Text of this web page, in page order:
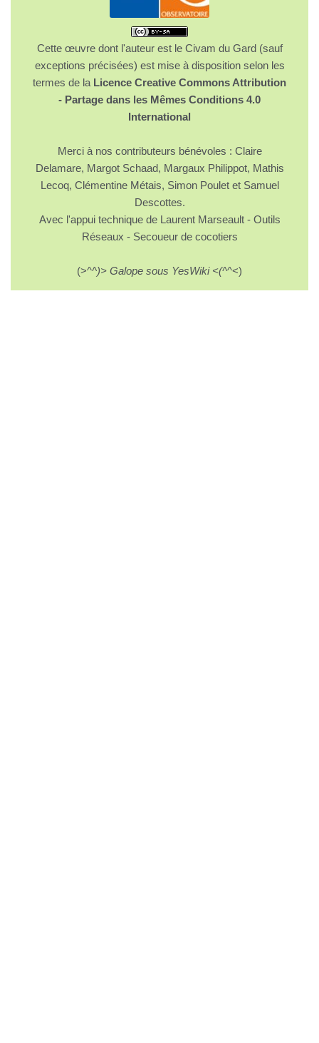
Cette œuvre dont l'auteur est le Civam du Gard (sauf
exceptions précisées) est mise à disposition selon les
termes de la Licence Creative Commons Attribution
- Partage dans les Mêmes Conditions 4.0
International
Merci à nos contributeurs bénévoles : Claire
Delamare, Margot Schaad, Margaux Philippot, Mathis
Lecoq, Clémentine Métais, Simon Poulet et Samuel
Descottes.
Avec l'appui technique de Laurent Marseault - Outils
Réseaux - Secoueur de cocotiers
(>^^)> Galope sous YesWiki <(^^<)